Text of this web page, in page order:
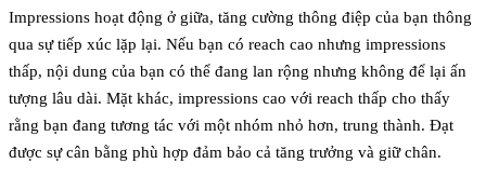
Impressions hoạt động ở giữa, tăng cường thông điệp của bạn thông
qua sự tiếp xúc lặp lại. Nếu bạn có reach cao nhưng impressions
thấp, nội dung của bạn có thể đang lan rộng nhưng không để lại ấn
tượng lâu dài. Mặt khác, impressions cao với reach thấp cho thấy
rằng bạn đang tương tác với một nhóm nhỏ hơn, trung thành. Đạt
được sự cân bằng phù hợp đảm bảo cả tăng trưởng và giữ chân.